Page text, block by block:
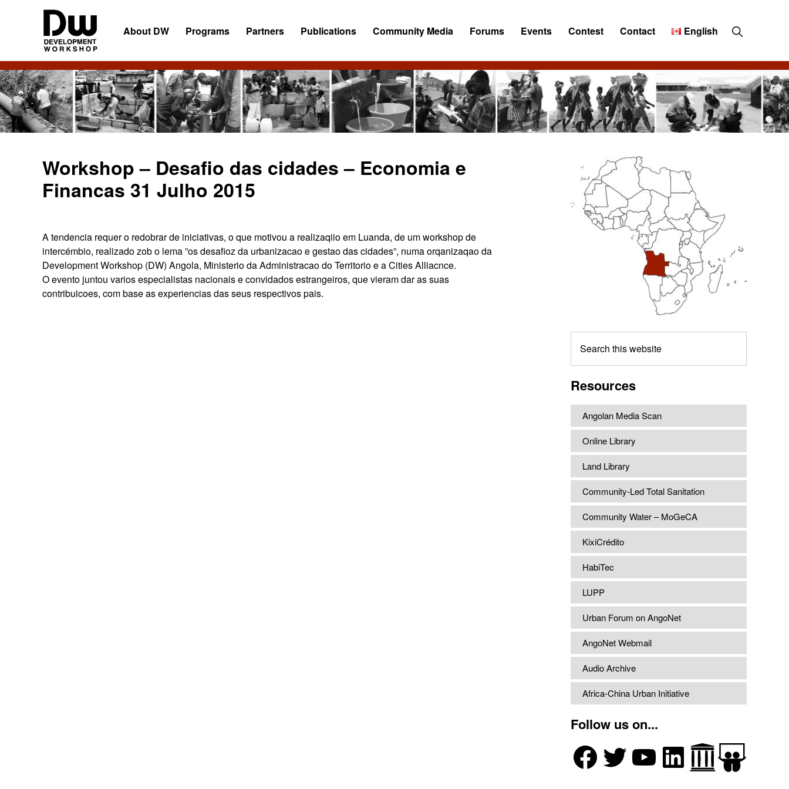
DW
Angola
Development
Workshop
Angola
About DW Programs Partners Publications Community Media Forums Events Contest Contact English Show
Search
Workshop – Desafio das cidades – Economia e
Financas 31 Julho 2015
A tendencia requer o redobrar de iniciativas, o que motivou a realizaqiio em Luanda, de um workshop de
intercémbio, realizado zob o lema ”os desafioz da urbanizacao e gestao das cidades”, numa orqanizaqao da
Development Workshop (DW) Angola, Ministerio da Administracao do Territorio e a Cities Alliacnce.
O evento juntou varios especialistas nacionais e convidados estrangeiros, que vieram dar as suas
contribuicoes, com base as experiencias das seus respectivos pais.
Primary
Sidebar
this
Resources
Angolan Media Scan
Online Library
Land Library
Community-Led Total Sanitation
Community Water – MoGeCA
KixiCrédito
HabiTec
LUPP
Urban Forum on AngoNet
AngoNet Webmail
Audio Archive
Africa-China Urban Initiative
Follow us on...